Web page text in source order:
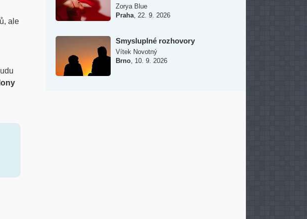
ale
Zorya Blue
Praha 22. 9. 2026
Smysluplné rozhovory
Vítek Novotný
Brno 10. 9. 2026